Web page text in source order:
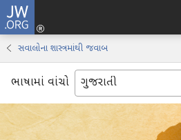
JW.ORG
સવાલોના શાસ્ત્રમાંથી જવાબ
ભાષામાં વાંચો